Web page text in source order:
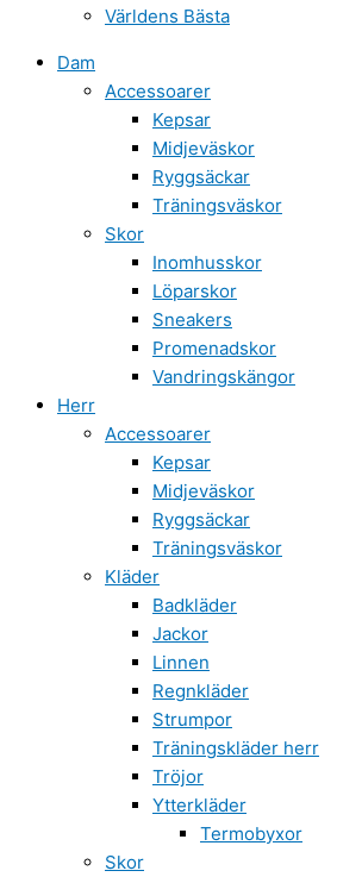
Världens Bästa
Dam
Accessoarer
Kepsar
Midjeväskor
Ryggsäckar
Träningsväskor
Skor
Inomhusskor
Löparskor
Sneakers
Promenadskor
Vandringskängor
Herr
Accessoarer
Kepsar
Midjeväskor
Ryggsäckar
Träningsväskor
Kläder
Badkläder
Jackor
Linnen
Regnkläder
Strumpor
Träningskläder herr
Tröjor
Ytterkläder
Termobyxor
Skor